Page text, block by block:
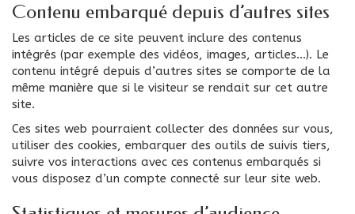
Contenu embarqué depuis d’autres sites
Les articles de ce site peuvent inclure des contenus
intégrés (par exemple des vidéos, images, articles…). Le
contenu intégré depuis d’autres sites se comporte de la
même manière que si le visiteur se rendait sur cet autre
site.
Ces sites web pourraient collecter des données sur vous,
utiliser des cookies, embarquer des outils de suivis tiers,
suivre vos interactions avec ces contenus embarqués si
vous disposez d’un compte connecté sur leur site web.